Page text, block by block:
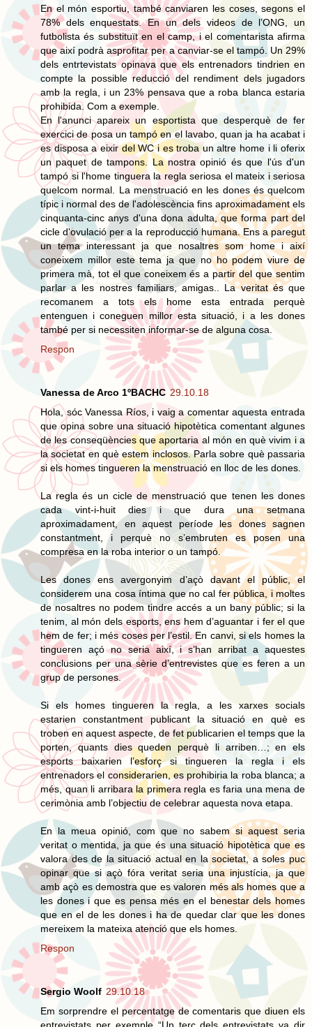
En el món esportiu, també canviaren les coses, segons el
78% dels enquestats. En un dels videos de l’ONG, un
futbolista és substituït en el camp, i el comentarista afirma
que així podrà asprofitar per a canviar-se el tampó. Un 29%
dels entrtevistats opinava que els entrenadors tindrien en
compte la possible reducció del rendiment dels jugadors
amb la regla, i un 23% pensava que a roba blanca estaria
prohibida. Com a exemple.
En l'anunci apareix un esportista que desperquè de fer
exercici de posa un tampó en el lavabo, quan ja ha acabat i
es disposa a eixir del WC i es troba un altre home i li oferix
un paquet de tampons. La nostra opinió és que l'ús d'un
tampó si l'home tinguera la regla seriosa el mateix i seriosa
quelcom normal. La menstruació en les dones és quelcom
típic i normal des de l'adolescència fins aproximadament els
cinquanta-cinc anys d'una dona adulta, que forma part del
cicle d'ovulació per a la reproducció humana. Ens a paregut
un tema interessant ja que nosaltres som home i així
coneixem millor este tema ja que no ho podem viure de
primera mà, tot el que coneixem és a partir del que sentim
parlar a les nostres familiars, amigas.. La veritat és que
recomanem a tots els home esta entrada perquè
entenguen i coneguen millor esta situació, i a les dones
també per si necessiten informar-se de alguna cosa.
Respon
Vanessa de Arco 1ºBACHC 29.10.18
Hola, sóc Vanessa Ríos, i vaig a comentar aquesta entrada
que opina sobre una situació hipotètica comentant algunes
de les conseqüències que aportaria al món en què vivim i a
la societat en què estem inclosos. Parla sobre què passaria
si els homes tingueren la menstruació en lloc de les dones.
La regla és un cicle de menstruació que tenen les dones
cada vint-i-huit dies i que dura una setmana
aproximadament, en aquest període les dones sagnen
constantment, i perquè no s’embruten es posen una
compresa en la roba interior o un tampó.
Les dones ens avergonyim d’açò davant el públic, el
considerem una cosa íntima que no cal fer pública, i moltes
de nosaltres no podem tindre accés a un bany públic; si la
tenim, al món dels esports, ens hem d’aguantar i fer el que
hem de fer; i més coses per l’estil. En canvi, si els homes la
tingueren açó no seria així, i s’han arribat a aquestes
conclusions per una sèrie d’entrevistes que es feren a un
grup de persones.
Si els homes tingueren la regla, a les xarxes socials
estarien constantment publicant la situació en què es
troben en aquest aspecte, de fet publicarien el temps que la
porten, quants dies queden perquè li arriben…; en els
esports baixarien l’esforç si tingueren la regla i els
entrenadors el considerarien, es prohibiria la roba blanca; a
més, quan li arribara la primera regla es faria una mena de
cerimònia amb l’objectiu de celebrar aquesta nova etapa.
En la meua opinió, com que no sabem si aquest seria
veritat o mentida, ja que és una situació hipotètica que es
valora des de la situació actual en la societat, a soles puc
opinar que si açò fóra veritat seria una injustícia, ja que
amb açò es demostra que es valoren més als homes que a
les dones i que es pensa més en el benestar dels homes
que en el de les dones i ha de quedar clar que les dones
mereixem la mateixa atenció que els homes.
Respon
Sergio Woolf 29.10.18
Em sorprendre el percentatge de comentaris que diuen els